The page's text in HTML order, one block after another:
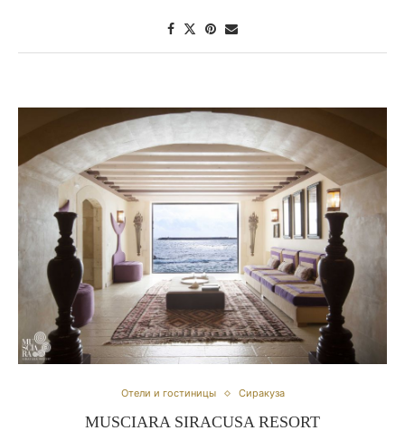
Отели и гостиницы Сиракуза
MUSCIARA SIRACUSA RESORT